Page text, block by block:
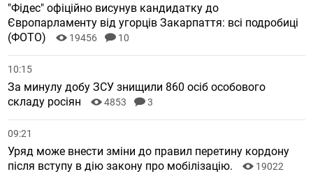
"Фідес" офіційно висунув кандидатку до
Європарламенту від угорців Закарпаття: всі подробиці
(ФОТО)
19456 10
10:15
За минулу добу ЗСУ знищили 860 осіб особового
складу росіян
4853 3
09:21
Уряд може внести зміни до правил перетину кордону
після вступу в дію закону про мобілізацію.
19022